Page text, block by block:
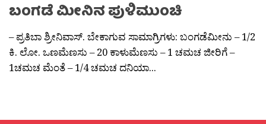
ಬಂಗಡೆ ಮೀನಿನ ಪುಳಿಮುಂಚಿ
– ಪ್ರತಿಬಾ ಶ್ರೀನಿವಾಸ್. ಬೇಕಾಗುವ ಸಾಮಾಗ್ರಿಗಳು: ಬಂಗಡೆಮೀನು – 1/2
ಕಿ. ಲೋ. ಒಣಮೆಣಸು – 20 ಕಾಳುಮೆಣಸು – 1 ಚಮಚ ಜೀರಿಗೆ –
1ಚಮಚ ಮೆಂತೆ – 1/4 ಚಮಚ ದನಿಯಾ...